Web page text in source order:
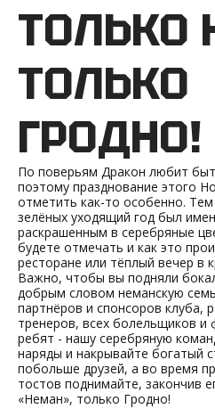
ТОЛЬКО
ТОЛЬКО
ГРОДНО!
По поверьям Дракон любит
поэтому празднование этого
отметить как-то особенно.
зелёных уходящий год был
раскрашенным в серебряные
будете отмечать и как это
ресторане или тёплый вечер в
Важно, чтобы вы подняли
добрым словом неманскую
партнёров и спонсоров клуба,
тренеров, всех болельщиков
ребят - нашу серебряную
наряды и накрывайте богатый
побольше друзей, а во время
тостов поднимайте, закончив
«Неман», только Гродно!